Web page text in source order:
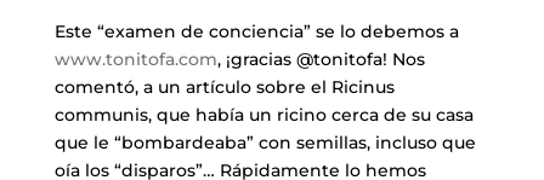
Este “examen de conciencia” se lo debemos a
www.tonitofa.com, ¡gracias @tonitofa! Nos
comentó, a un artículo sobre el Ricinus
communis, que había un ricino cerca de su casa
que le “bombardeaba” con semillas, incluso que
oía los “disparos”… Rápidamente lo hemos